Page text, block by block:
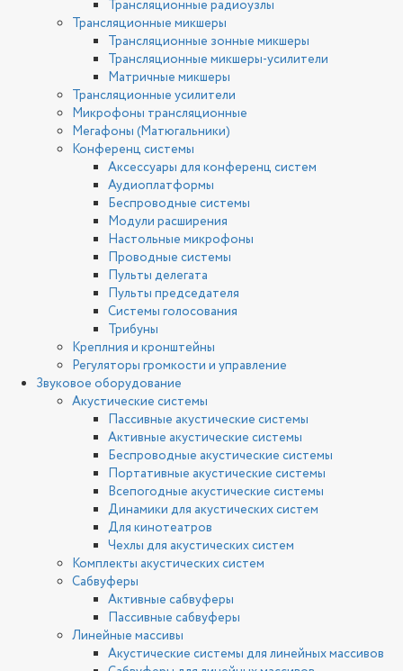
Трансляционные радиоузлы
Трансляционные микшеры
Трансляционные зонные микшеры
Трансляционные микшеры-усилители
Матричные микшеры
Трансляционные усилители
Микрофоны трансляционные
Мегафоны (Матюгальники)
Конференц системы
Аксессуары для конференц систем
Аудиоплатформы
Беспроводные системы
Модули расширения
Настольные микрофоны
Проводные системы
Пульты делегата
Пульты председателя
Системы голосования
Трибуны
Креплния и кронштейны
Регуляторы громкости и управление
Звуковое оборудование
Акустические системы
Пассивные акустические системы
Активные акустические системы
Беспроводные акустические системы
Портативные акустические системы
Всепогодные акустические системы
Динамики для акустических систем
Для кинотеатров
Чехлы для акустических систем
Комплекты акустических систем
Сабвуферы
Активные сабвуферы
Пассивные сабвуферы
Линейные массивы
Акустические системы для линейных массивов